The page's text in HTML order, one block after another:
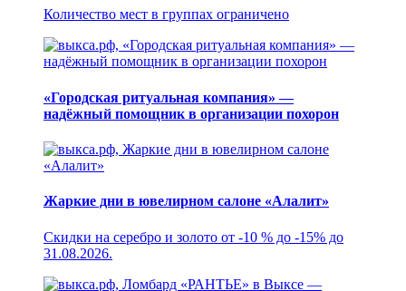
Количество мест в группах ограничено
«Городская ритуальная компания» —
надёжный помощник в организации похорон
Жаркие дни в ювелирном салоне «Алалит»
Скидки на серебро и золото от -10 % до -15% до
31.08.2026.